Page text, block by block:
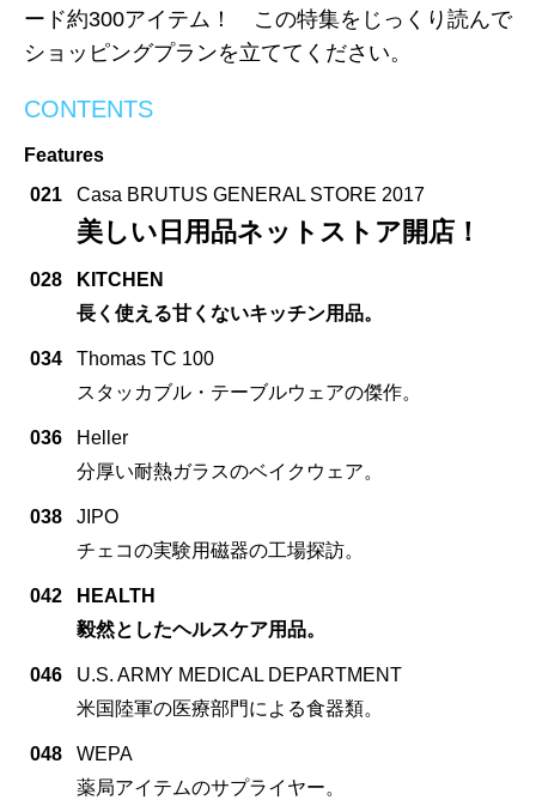
ード約300アイテム！ この特集をじっくり読んで
ショッピングプランを立ててください。
CONTENTS
Features
021
Casa BRUTUS GENERAL STORE 2017
美しい日用品ネットストア開店！
028
KITCHEN
長く使える甘くないキッチン用品。
034
Thomas TC 100
スタッカブル・テーブルウェアの傑作。
036
Heller
分厚い耐熱ガラスのベイクウェア。
038
JIPO
チェコの実験用磁器の工場探訪。
042
HEALTH
毅然としたヘルスケア用品。
046
U.S. ARMY MEDICAL DEPARTMENT
米国陸軍の医療部門による食器類。
048
WEPA
薬局アイテムのサプライヤー。